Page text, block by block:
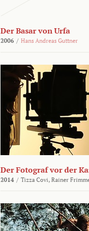
Der Basar von Urfa
2006 / Hans Andreas Guttner
Der Fotograf vor der
2014 / Tizza Covi, Rainer